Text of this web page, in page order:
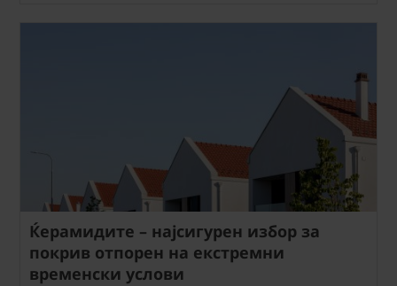
Ќерамидите – најсигурен избор за
покрив отпорен на екстремни
временски услови